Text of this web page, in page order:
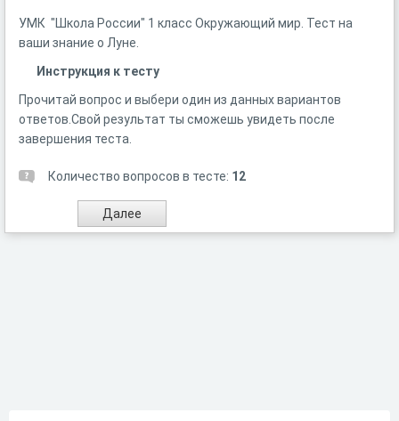
УМК "Школа России" 1 класс Окружающий мир. Тест на
ваши знание о Луне.
Инструкция к тесту
Прочитай вопрос и выбери один из данных вариантов
ответов.Свой результат ты сможешь увидеть после
завершения теста.
Количество вопросов в тесте: 12